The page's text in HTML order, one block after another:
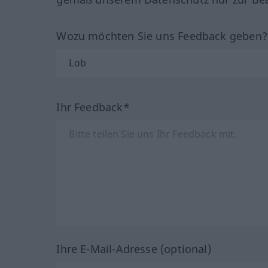
Wozu möchten Sie uns Feedback
Ihr Feedback*
Ihre E-Mail-Adresse (optional)